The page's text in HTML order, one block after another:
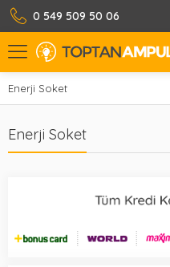
0 549 509 50 06
Enerji Soket
Enerji Soket